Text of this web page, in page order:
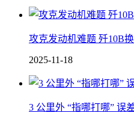
攻克发动机难题 歼10B
2025-11-18
3 公里外 “指哪打哪” 误